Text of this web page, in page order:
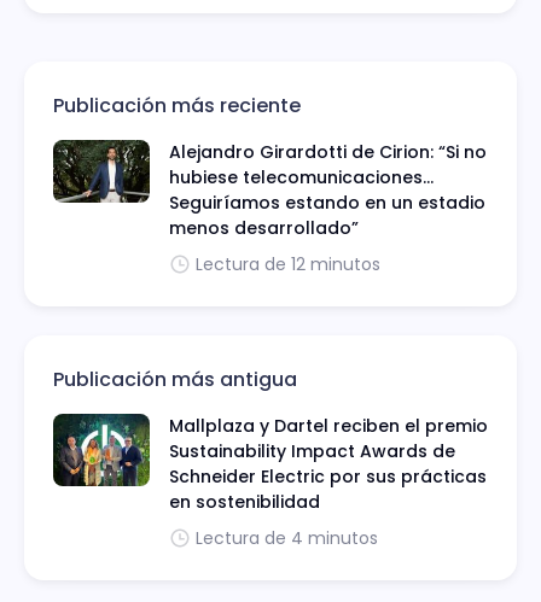
Publicación más reciente
Alejandro Girardotti de Cirion: “Si no
hubiese telecomunicaciones...
Seguiríamos estando en un estadio
menos desarrollado”
Lectura de 12 minutos
Publicación más antigua
Mallplaza y Dartel reciben el premio
Sustainability Impact Awards de
Schneider Electric por sus prácticas
en sostenibilidad
Lectura de 4 minutos